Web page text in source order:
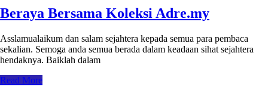
Beraya Bersama Koleksi Adre.my
Asslamualaikum dan salam sejahtera kepada semua para pembaca
sekalian. Semoga anda semua berada dalam keadaan sihat sejahtera
hendaknya. Baiklah dalam
Read More